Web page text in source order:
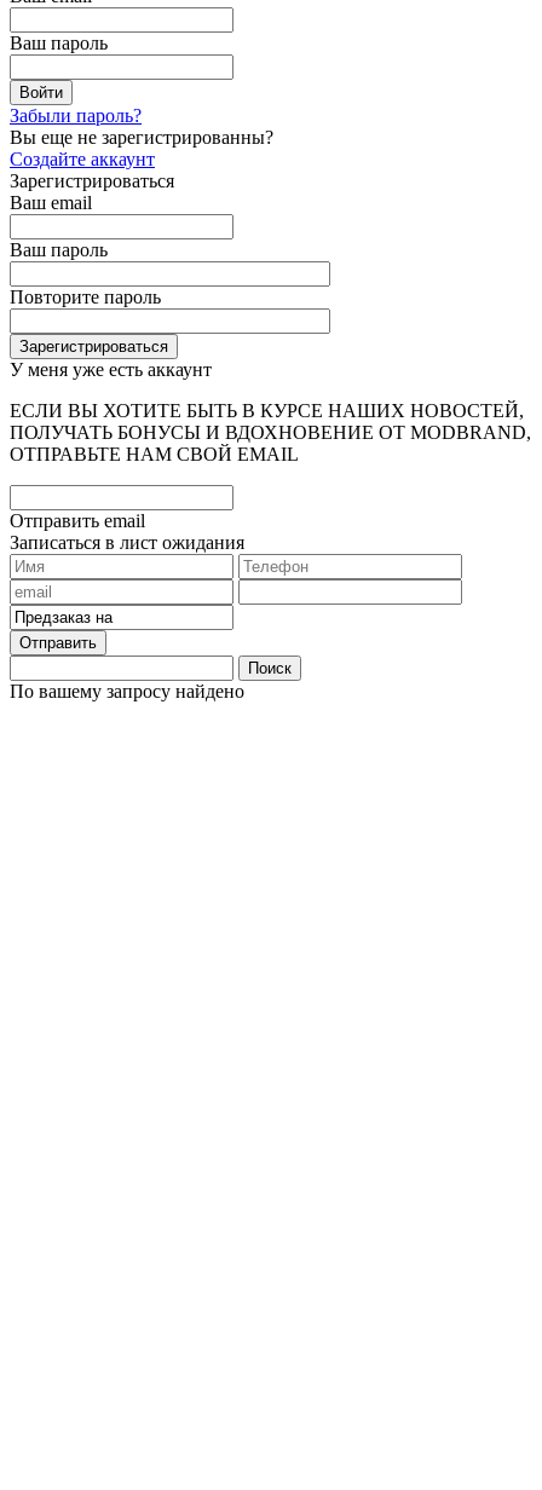
Ваш пароль
Забыли пароль?
Вы еще не зарегистрированны?
Создайте аккаунт
Зарегистрироваться
Ваш email
Ваш пароль
Повторите пароль
У меня уже есть аккаунт
ЕСЛИ ВЫ ХОТИТЕ БЫТЬ В КУРСЕ НАШИХ НОВОСТЕЙ,
ПОЛУЧАТЬ БОНУСЫ И ВДОХНОВЕНИЕ ОТ MODBRAND,
ОТПРАВЬТЕ НАМ СВОЙ EMAIL
Отправить email
Записаться в лист ожидания
Отправить
Поиск
По вашему запросу найдено